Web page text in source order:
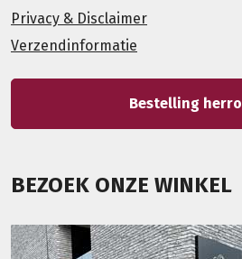
Privacy & Disclaimer
Verzendinformatie
Bestelling
BEZOEK ONZE WINKEL